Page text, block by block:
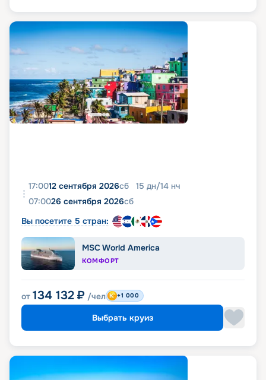
17:0012 сентября 2026сб 15 дн/14 нч
07:0026 сентября 2026сб
Вы посетите 5 стран:
MSC World America
КОМФОРТ
от 134 132 ₽ /чел +1 000
Выбрать круиз